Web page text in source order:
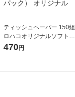
ティッシュペーパー 150組
ロハコオリジナルソフトパ
ックティッシュ フィオナ オ
470円